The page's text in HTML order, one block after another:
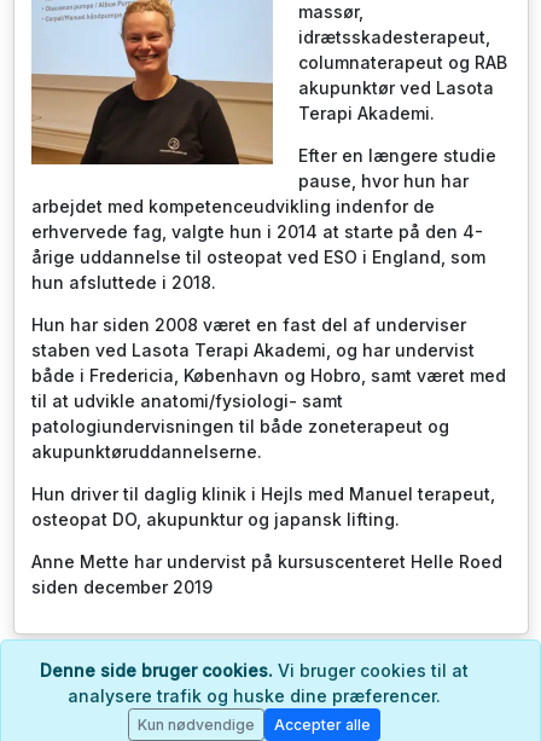
massør,
idrætsskadesterapeut,
columnaterapeut og RAB
akupunktør ved Lasota
Terapi Akademi.
Efter en længere studie
pause, hvor hun har
arbejdet med kompetenceudvikling indenfor de
erhvervede fag, valgte hun i 2014 at starte på den 4-
årige uddannelse til osteopat ved ESO i England, som
hun afsluttede i 2018.
Hun har siden 2008 været en fast del af underviser
staben ved Lasota Terapi Akademi, og har undervist
både i Fredericia, København og Hobro, samt været med
til at udvikle anatomi/fysiologi- samt
patologiundervisningen til både zoneterapeut og
akupunktøruddannelserne.
Hun driver til daglig klinik i Hejls med Manuel terapeut,
osteopat DO, akupunktur og japansk lifting.
Anne Mette har undervist på kursuscenteret Helle Roed
siden december 2019
© 2022-2026 - Helle Roed Kursuscenter -Log ind
Denne side bruger cookies. Vi bruger cookies til at
analysere trafik og huske dine præferencer.
Kun nødvendige Accepter alle